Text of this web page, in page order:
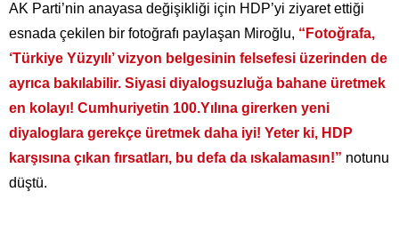
AK Parti’nin anayasa değişikliği için HDP’yi ziyaret ettiği
esnada çekilen bir fotoğrafı paylaşan Miroğlu, “Fotoğrafa,
‘Türkiye Yüzyılı’ vizyon belgesinin felsefesi üzerinden de
ayrıca bakılabilir. Siyasi diyalogsuzluğa bahane üretmek
en kolayı! Cumhuriyetin 100.Yılına girerken yeni
diyaloglara gerekçe üretmek daha iyi! Yeter ki, HDP
karşısına çıkan fırsatları, bu defa da ıskalamasın!” notunu
düştü.